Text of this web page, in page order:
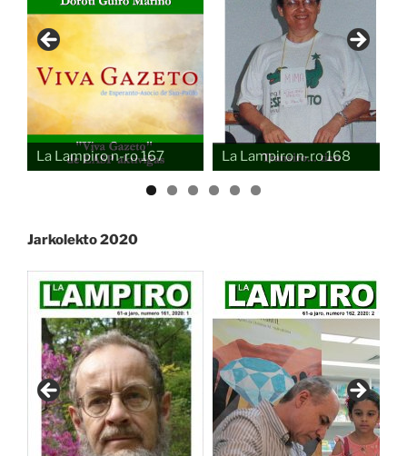
La Lampiro n-ro 167 La Lampiro n-ro 168
Jarkolekto 2020